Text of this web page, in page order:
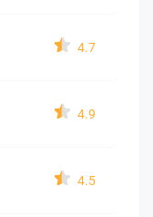
4.7
4.9
4.5